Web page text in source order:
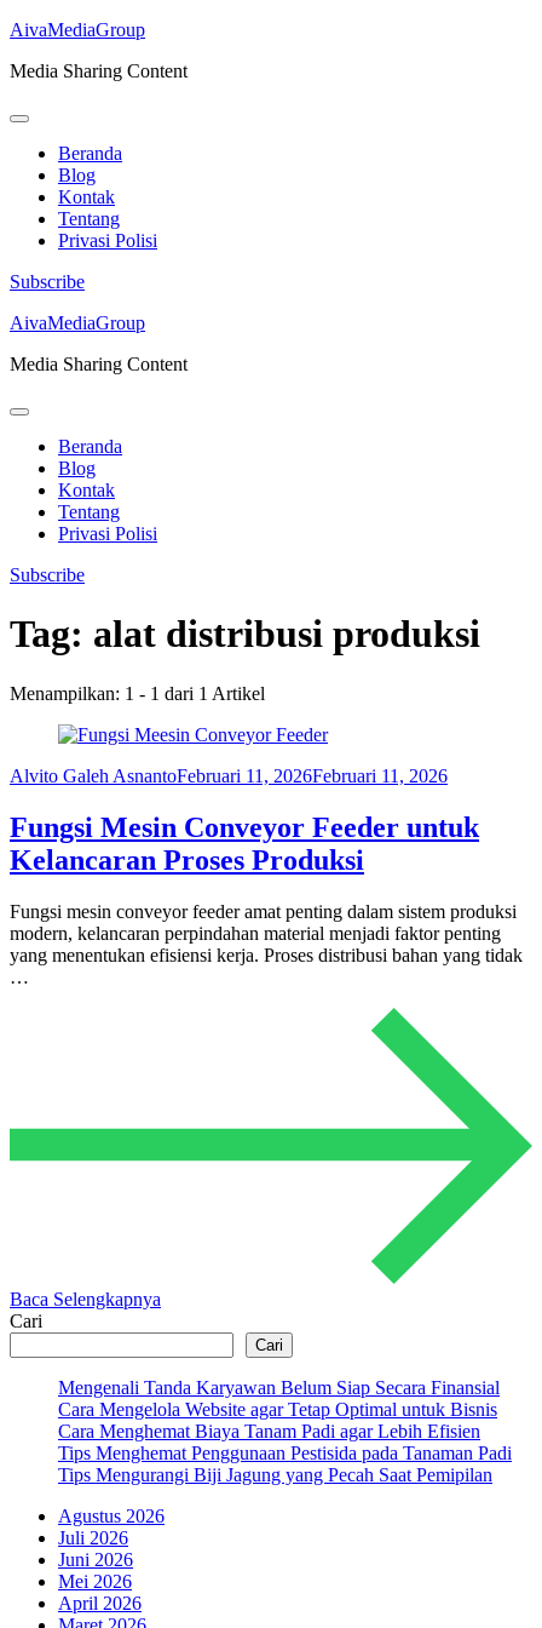
AivaMediaGroup
Media Sharing Content
Beranda
Blog
Kontak
Tentang
Privasi Polisi
Subscribe
Lompat
konten
Enter)
AivaMediaGroup
Media Sharing Content
Beranda
Blog
Kontak
Tentang
Privasi Polisi
Subscribe
Tag: alat distribusi produksi
Menampilkan: 1 - 1 dari 1 Artikel
Alvito Galeh AsnantoFebruari 11, 2026Februari 11, 2026
Fungsi Mesin Conveyor Feeder untuk
Kelancaran Proses Produksi
Fungsi mesin conveyor feeder amat penting dalam sistem produksi
modern, kelancaran perpindahan material menjadi faktor penting
yang menentukan efisiensi kerja. Proses distribusi bahan yang tidak
…
Baca Selengkapnya
Cari
Cari
Mengenali Tanda Karyawan Belum Siap Secara Finansial
Cara Mengelola Website agar Tetap Optimal untuk Bisnis
Cara Menghemat Biaya Tanam Padi agar Lebih Efisien
Tips Menghemat Penggunaan Pestisida pada Tanaman Padi
Tips Mengurangi Biji Jagung yang Pecah Saat Pemipilan
Agustus 2026
Juli 2026
Juni 2026
Mei 2026
April 2026